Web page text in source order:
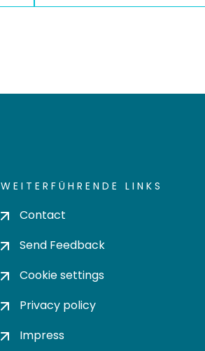
WEITERFÜHRENDE LINKS
Contact
Send Feedback
Cookie settings
Privacy policy
Impress